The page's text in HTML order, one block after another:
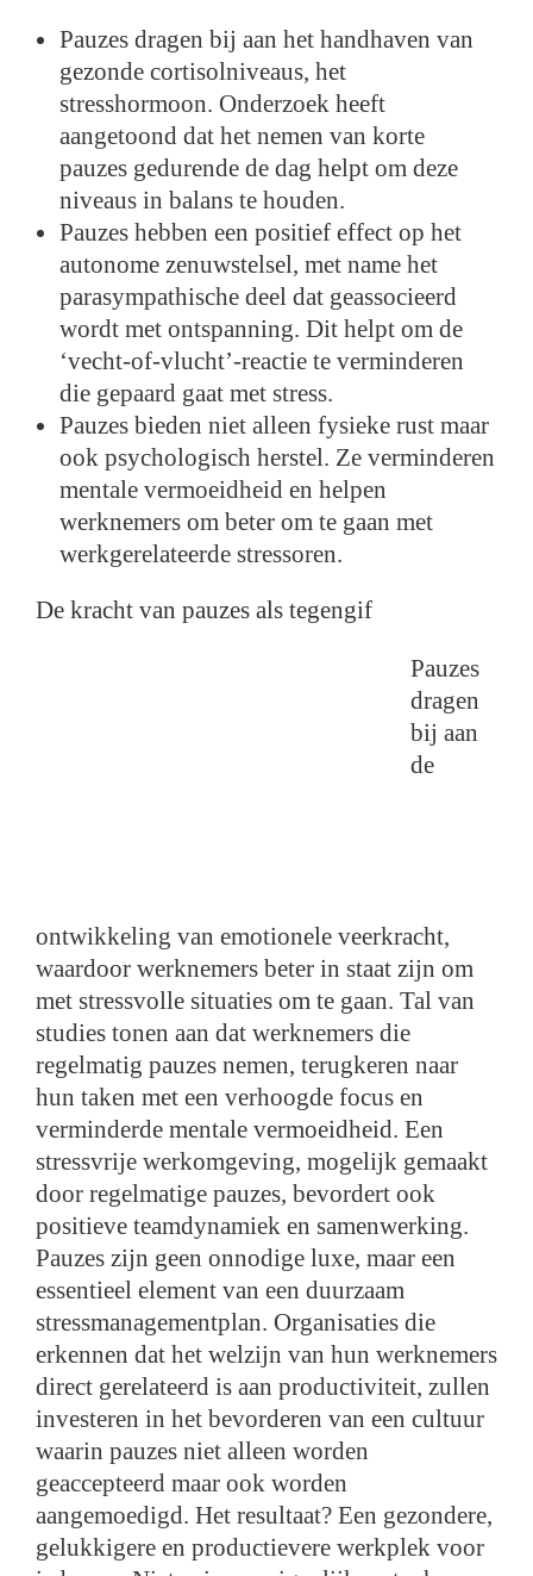
Pauzes dragen bij aan het handhaven van
gezonde cortisolniveaus, het
stresshormoon. Onderzoek heeft
aangetoond dat het nemen van korte
pauzes gedurende de dag helpt om deze
niveaus in balans te houden.
Pauzes hebben een positief effect op het
autonome zenuwstelsel, met name het
parasympathische deel dat geassocieerd
wordt met ontspanning. Dit helpt om de
‘vecht-of-vlucht’-reactie te verminderen
die gepaard gaat met stress.
Pauzes bieden niet alleen fysieke rust maar
ook psychologisch herstel. Ze verminderen
mentale vermoeidheid en helpen
werknemers om beter om te gaan met
werkgerelateerde stressoren.
De kracht van pauzes als tegengif
Pauzes
dragen
bij aan
de
ontwikkeling van emotionele veerkracht,
waardoor werknemers beter in staat zijn om
met stressvolle situaties om te gaan. Tal van
studies tonen aan dat werknemers die
regelmatig pauzes nemen, terugkeren naar
hun taken met een verhoogde focus en
verminderde mentale vermoeidheid. Een
stressvrije werkomgeving, mogelijk gemaakt
door regelmatige pauzes, bevordert ook
positieve teamdynamiek en samenwerking.
Pauzes zijn geen onnodige luxe, maar een
essentieel element van een duurzaam
stressmanagementplan. Organisaties die
erkennen dat het welzijn van hun werknemers
direct gerelateerd is aan productiviteit, zullen
investeren in het bevorderen van een cultuur
waarin pauzes niet alleen worden
geaccepteerd maar ook worden
aangemoedigd. Het resultaat? Een gezondere,
gelukkigere en productievere werkplek voor